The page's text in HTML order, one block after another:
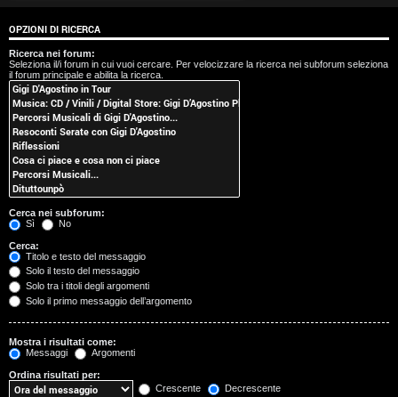
i
s
e
n
z
a
r
i
s
p
o
s
OPZIONI DI RICERCA
Ricerca nei forum:
Seleziona il/i forum in cui vuoi cercare. Per velocizzare la ricerca nei subforum seleziona
il forum principale e abilita la ricerca.
Cerca nei subforum:
Sì
No
Cerca:
Titolo e testo del messaggio
Solo il testo del messaggio
Solo tra i titoli degli argomenti
Solo il primo messaggio dell’argomento
Mostra i risultati come:
Messaggi
Argomenti
Ordina risultati per:
Crescente
Decrescente